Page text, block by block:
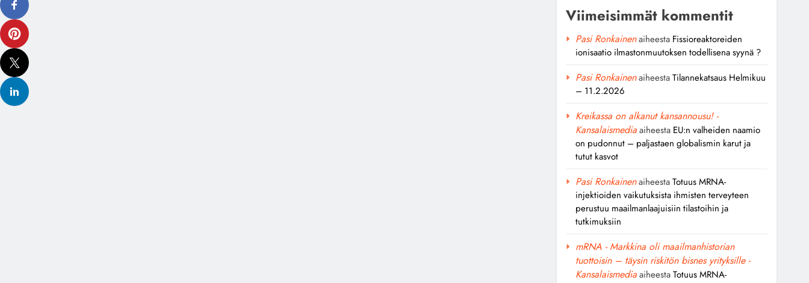
Viimeisimmät kommentit
Pasi Ronkainenaiheesta Fissioreaktoreiden
ionisaatio ilmastonmuutoksen todellisena syynä ?
Pasi RonkainenaiheestaTilannekatsaus Helmikuu
– 11.2.2026
Kreikassa on alkanut kansannousu! -
Kansalaismediaaiheesta EU:n valheiden naamio
on pudonnut – paljastaen globalismin karut ja
tutut kasvot
Pasi RonkainenaiheestaTotuus MRNA-
injektioiden vaikutuksista ihmisten terveyteen
perustuu maailmanlaajuisiin tilastoihin ja
tutkimuksiin
mRNA - Markkina oli maailmanhistorian
tuottoisin – täysin riskitön bisnes yrityksille -
KansalaismediaaiheestaTotuus MRNA-